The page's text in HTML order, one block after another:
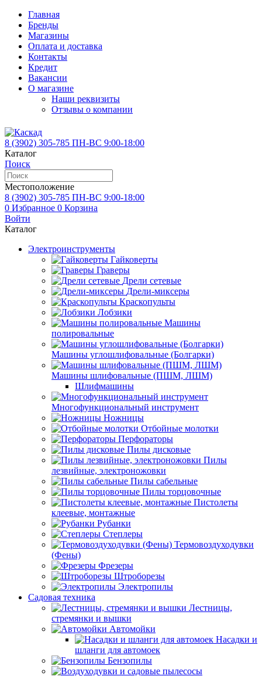
Главная
Бренды
Магазины
Оплата и доставка
Контакты
Кредит
Вакансии
О магазине
Наши реквизиты
Отзывы о компании
8 (3902) 305-785 ПН-ВС 9:00-18:00
Каталог
Поиск
Местоположение
8 (3902) 305-785 ПН-ВС 9:00-18:00
0 Избранное 0 Корзина
Войти
Каталог
Электроинструменты
Гайковерты
Граверы
Дрели сетевые
Дрели-миксеры
Краскопульты
Лобзики
Машины
полировальные
Машины углошлифовальные (Болгарки)
Машины шлифовальные (ПШМ, ЛШМ)
Шлифмашины
Многофункциональный инструмент
Ножницы
Отбойные молотки
Перфораторы
Пилы дисковые
Пилы
лезвийные, электроножовки
Пилы сабельные
Пилы торцовочные
Пистолеты
клеевые, монтажные
Рубанки
Степлеры
Термовоздуходувки
(Фены)
Фрезеры
Штроборезы
Электропилы
Садовая техника
Лестницы,
стремянки и вышки
Автомойки
Насадки и
шланги для автомоек
Бензопилы